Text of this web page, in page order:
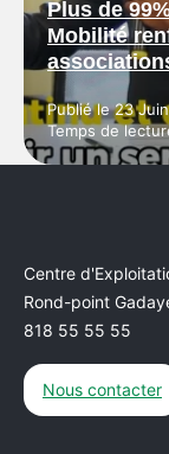
Plus de
Mobilité
Publié le 23
Temps de
Centre
Rond-point
818 55 55 55
Nous contacter